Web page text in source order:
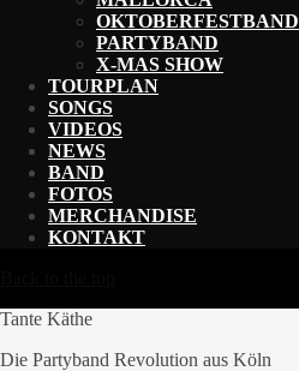
OKTOBERFESTBAND
PARTYBAND
X-MAS SHOW
TOURPLAN
SONGS
VIDEOS
NEWS
BAND
FOTOS
MERCHANDISE
KONTAKT
Tante Käthe
Die Partyband Revolution aus Köln